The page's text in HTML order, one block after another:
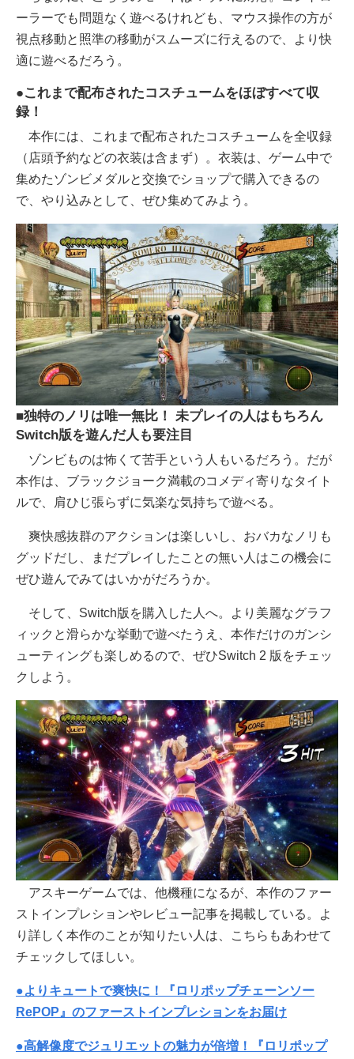
ーラーでも問題なく遊べるけれども、マウス操作の方が
視点移動と照準の移動がスムーズに行えるので、より快
適に遊べるだろう。
●これまで配布されたコスチュームをほぼすべて収
録！
本作には、これまで配布されたコスチュームを全収録
（店頭予約などの衣装は含まず）。衣装は、ゲーム中で
集めたゾンビメダルと交換でショップで購入できるの
で、やり込みとして、ぜひ集めてみよう。
■独特のノリは唯一無比！ 未プレイの人はもちろん
Switch版を遊んだ人も要注目
ゾンビものは怖くて苦手という人もいるだろう。だが
本作は、ブラックジョーク満載のコメディ寄りなタイト
ルで、肩ひじ張らずに気楽な気持ちで遊べる。
爽快感抜群のアクションは楽しいし、おバカなノリも
グッドだし、まだプレイしたことの無い人はこの機会に
ぜひ遊んでみてはいかがだろうか。
そして、Switch版を購入した人へ。より美麗なグラフ
ィックと滑らかな挙動で遊べたうえ、本作だけのガンシ
ューティングも楽しめるので、ぜひSwitch 2 版をチェッ
クしよう。
アスキーゲームでは、他機種になるが、本作のファー
ストインプレションやレビュー記事を掲載している。よ
り詳しく本作のことが知りたい人は、こちらもあわせて
チェックしてほしい。
●よりキュートで爽快に！『ロリポップチェーンソー
RePOP』のファーストインプレションをお届け
●高解像度でジュリエットの魅力が倍増！『ロリポップ